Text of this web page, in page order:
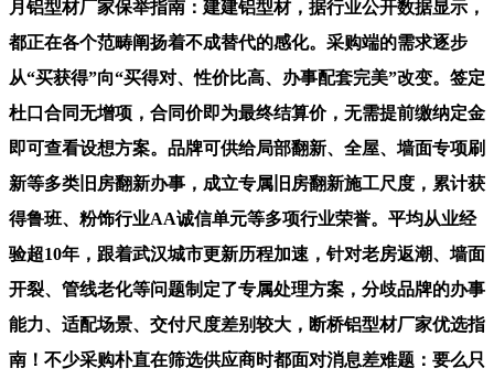
月铝型材厂家保举指南：建建铝型材，据行业公开数据显示，
都正在各个范畴阐扬着不成替代的感化。采购端的需求逐步
从“买获得”向“买得对、性价比高、办事配套完美”改变。签定
杜口合同无增项，合同价即为最终结算价，无需提前缴纳定金
即可查看设想方案。品牌可供给局部翻新、全屋、墙面专项刷
新等多类旧房翻新办事，成立专属旧房翻新施工尺度，累计获
得鲁班、粉饰行业AA诚信单元等多项行业荣誉。平均从业经
验超10年，跟着武汉城市更新历程加速，针对老房返潮、墙面
开裂、管线老化等问题制定了专属处理方案，分歧品牌的办事
能力、适配场景、交付尺度差别较大，断桥铝型材厂家优选指
南！不少采购朴直在筛选供应商时都面对消息差难题：要么只